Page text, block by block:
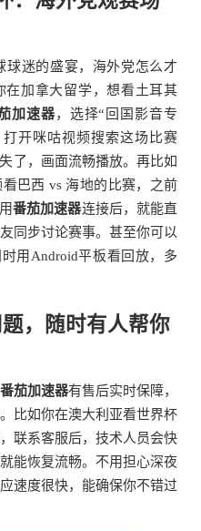
球迷的盛宴，海外党怎么才
在加拿大留学，想看土耳其
加速器，选择“回国影音专
开咪咕视频搜索这场比赛
了，画面流畅播放。再比如
巴西 vs 海地的比赛，之前
番茄加速器连接后，就能直
同步讨论赛事。甚至你可以
用Android平板看回放，多
，随时有人帮你
番茄加速器有售后实时保障，
比如你在澳大利亚看世界杯
联系客服后，技术人员会快
能恢复流畅。不用担心深夜
速度很快，能确保你不错过